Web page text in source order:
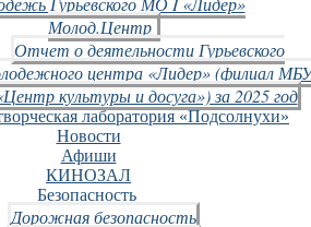
Молод.Центр
Отчет о деятельности Гурьевского
центра «Лидер» (филиал
культуры и досуга») за 2025 год
лаборатория «Подсолнухи»
Новости
Афиши
КИНОЗАЛ
Безопасность
Дорожная безопасность